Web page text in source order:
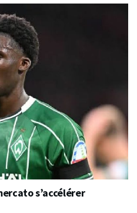
s’accélérer